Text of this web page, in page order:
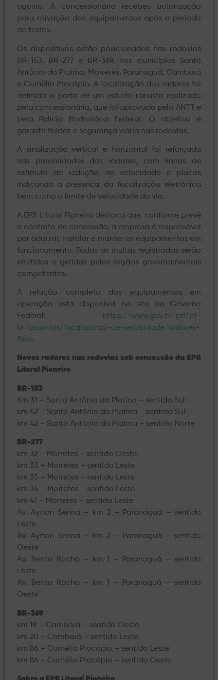
agosto. A concessionária recebeu autorização
para ativação dos equipamentos após o período
de testes.
Os dispositivos estão posicionados nas rodovias
BR-153, BR-277 e BR-369, nos municípios Santo
Antônio da Platina, Morretes, Paranaguá, Cambará
e Cornélio Procópio. A localização dos radares foi
definida a partir de um estudo robusto realizado
pela concessionária, que foi aprovado pela ANTT e
pela Polícia Rodoviária Federal. O objetivo é
garantir fluidez e segurança viária nas rodovias.
A sinalização vertical e horizontal foi reforçada
nas proximidades dos radares, com linhas de
estímulo de redução de velocidade e placas
indicando a presença da fiscalização eletrônica
bem como o limite de velocidade da via.
A EPR Litoral Pioneiro destaca que, conforme prevê
o contrato de concessão, a empresa é responsável
por adquirir, instalar e manter os equipamentos em
funcionamento. Todas as multas registradas serão
emitidas e geridas pelos órgãos governamentais
competentes.
A relação completa dos equipamentos em
operação está disponível no site do Governo
Federal:
https://www.gov.br/prf/pt-
br/assuntos/fiscalizacao-de-velocidade/radares-
fixos.
Novos radares nas rodovias sob concessão da EPR
Litoral Pioneiro
BR-153
Km 31 – Santo Antônio da Platina – sentido Sul
km 42 – Santo Antônio da Platina – sentido Sul
km 42 – Santo Antônio da Platina – sentido Norte
BR-277
km 32 – Morretes – sentido Oeste
km 33 – Morretes – sentido Leste
km 35 – Morretes – sentido Leste
km 36 – Morretes – sentido Leste
km 41 – Morretes – sentido Leste
Av. Ayrton Senna – km 2 – Paranaguá – sentido
Leste
Av. Ayrton Senna – km 2 – Paranaguá – sentido
Oeste
Av. Bento Rocha – km 1 – Paranaguá – sentido
Leste
Av. Bento Rocha – km 1 – Paranaguá – sentido
Oeste
BR-369
km 18 – Cambará – sentido Oeste
km 20 – Cambará – sentido Leste
km 86 – Cornélio Procópio – sentido Leste
km 86 – Cornélio Procópio – sentido Oeste